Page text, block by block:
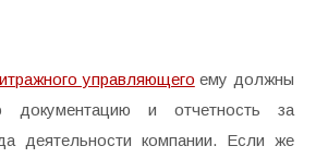
управляющего ему должны
документацию и отчетность за
деятельности компании. Если же